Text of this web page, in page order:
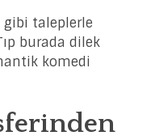
gibi taleplerle
burada dilek
komedi